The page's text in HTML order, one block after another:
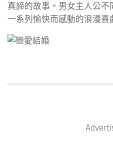
真諦的故事。男女主人公
一系列愉快而感動的浪漫喜